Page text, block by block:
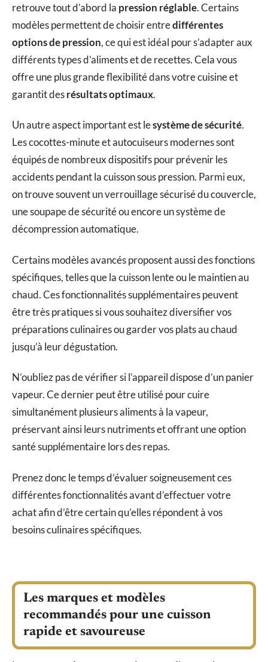
retrouve tout d’abord la pression réglable. Certains
modèles permettent de choisir entredifférentes
options de pression, ce qui est idéal pour s’adapter aux
différents types d’aliments et de recettes. Cela vous
offre une plus grande flexibilité dans votre cuisine et
garantit desrésultats optimaux.
Un autre aspect important est lesystème de sécurité.
Les cocottes-minute et autocuiseurs modernes sont
équipés de nombreux dispositifs pour prévenir les
accidents pendant la cuisson sous pression. Parmi eux,
on trouve souvent un verrouillage sécurisé du couvercle,
une soupape de sécurité ou encore un système de
décompression automatique.
Certains modèles avancés proposent aussi des fonctions
spécifiques, telles que la cuisson lente ou le maintien au
chaud. Ces fonctionnalités supplémentaires peuvent
être très pratiques si vous souhaitez diversifier vos
préparations culinaires ou garder vos plats au chaud
jusqu’à leur dégustation.
N’oubliez pas de vérifier si l’appareil dispose d’un panier
vapeur. Ce dernier peut être utilisé pour cuire
simultanément plusieurs aliments à la vapeur,
préservant ainsi leurs nutriments et offrant une option
santé supplémentaire lors des repas.
Prenez donc le temps d’évaluer soigneusement ces
différentes fonctionnalités avant d’effectuer votre
achat afin d’être certain qu’elles répondent à vos
besoins culinaires spécifiques.
Les marques et modèles
recommandés pour une cuisson
rapide et savoureuse